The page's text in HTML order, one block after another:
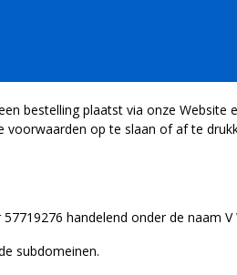
bestelling plaatst via onze Website
op te slaan of af te
handelend onder de naam V
subdomeinen.